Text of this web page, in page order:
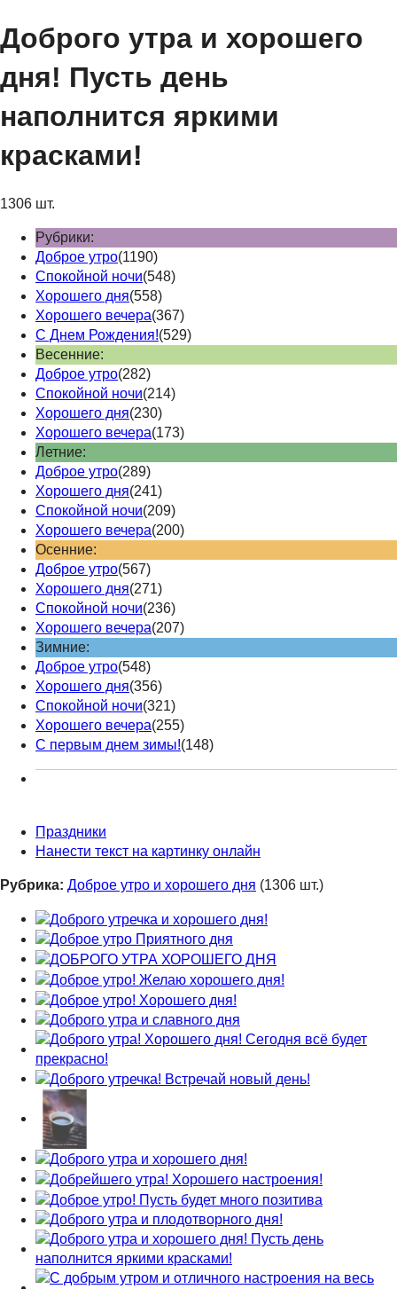
Доброго утра и хорошего
дня! Пусть день
наполнится яркими
красками!
1306 шт.
Рубрики:
Доброе утро(1190)
Спокойной ночи(548)
Хорошего дня(558)
Хорошего вечера(367)
С Днем Рождения!(529)
Весенние:
Доброе утро(282)
Спокойной ночи(214)
Хорошего дня(230)
Хорошего вечера(173)
Летние:
Доброе утро(289)
Хорошего дня(241)
Спокойной ночи(209)
Хорошего вечера(200)
Осенние:
Доброе утро(567)
Хорошего дня(271)
Спокойной ночи(236)
Хорошего вечера(207)
Зимние:
Доброе утро(548)
Хорошего дня(356)
Спокойной ночи(321)
Хорошего вечера(255)
С первым днем зимы!(148)
Праздники
Нанести текст на картинку онлайн
Рубрика: Доброе утро и хорошего дня (1306 шт.)